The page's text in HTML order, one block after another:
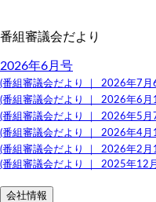
番組審議会だより
2026年6月号
(番組審議会だより ｜ 2026年7月
(番組審議会だより ｜ 2026年6月
(番組審議会だより ｜ 2026年5月
(番組審議会だより ｜ 2026年4月
(番組審議会だより ｜ 2026年2月
(番組審議会だより ｜ 2025年12
会社情報